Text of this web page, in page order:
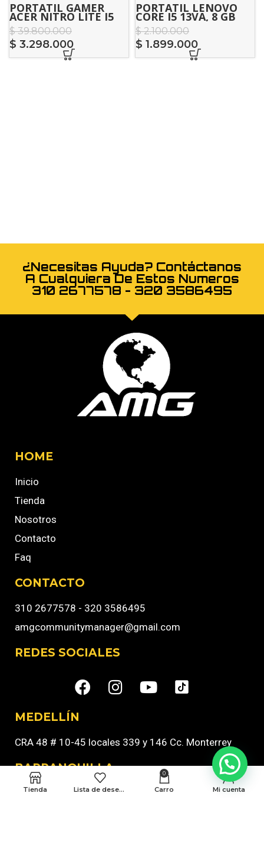
PORTATIL GAMER
ACER NITRO LITE I5
13VA – RTX
$39.800.000
$ 3.298.000
PORTÁTIL LENOVO
CORE I5 13VA, 8 GB
RAM, 512 GB SSD
$2.100.000
$ 1.899.000
¿Necesitas Ayuda? Contáctanos
A Cualquiera De Estos Numeros
310 2677578 - 320 3586495
HOME
Inicio
Tienda
Nosotros
Contacto
Faq
CONTACTO
310 2677578 - 320 3586495
amgcommunitymanager@gmail.com
REDES SOCIALES
MEDELLÍN
CRA 48 # 10-45 locales 339 y 146 Cc. Monterrey
BARRANQUILLA
Cra 43 # 50-12 Local 188B
Tienda Lista de deseos
0
Carro Mi cuenta